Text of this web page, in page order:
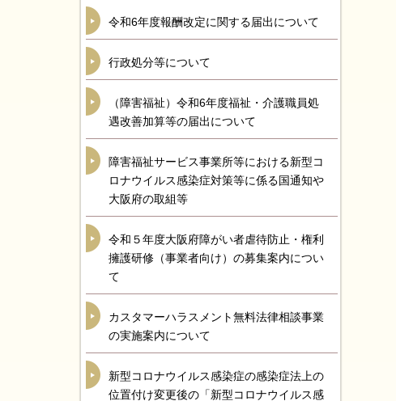
令和6年度報酬改定に関する届出について
行政処分等について
（障害福祉）令和6年度福祉・介護職員処
遇改善加算等の届出について
障害福祉サービス事業所等における新型コ
ロナウイルス感染症対策等に係る国通知や
大阪府の取組等
令和５年度大阪府障がい者虐待防止・権利
擁護研修（事業者向け）の募集案内につい
て
カスタマーハラスメント無料法律相談事業
の実施案内について
新型コロナウイルス感染症の感染症法上の
位置付け変更後の「新型コロナウイルス感